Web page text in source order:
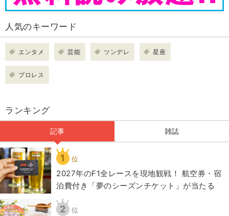
人気のキーワード
エンタメ 芸能 ツンデレ 星座
プロレス
ランキング
記事 雑誌
1 位
2027年のF1全レースを現地観戦！ 航空券・宿
泊費付き「夢のシーズンチケット」が当たる
2 位